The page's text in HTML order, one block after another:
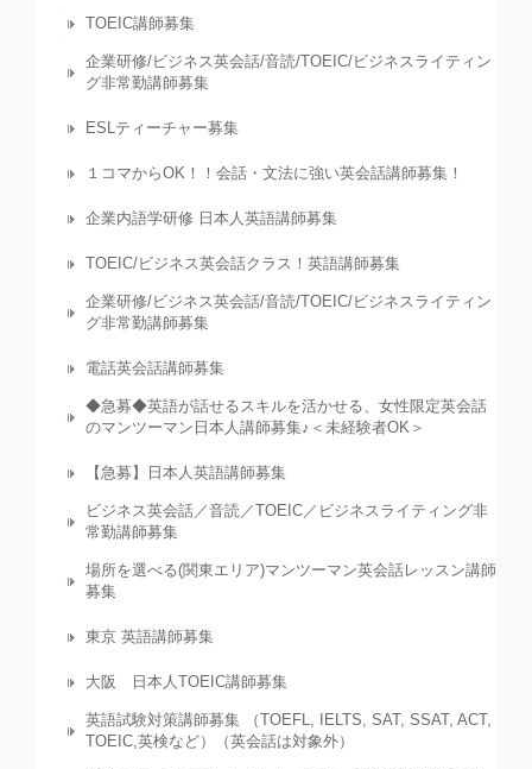
TOEIC講師募集
企業研修/ビジネス英会話/音読/TOEIC/ビジネスライティン
グ非常勤講師募集
ESLティーチャー募集
１コマからOK！！会話・文法に強い英会話講師募集！
企業内語学研修 日本人英語講師募集
TOEIC/ビジネス英会話クラス！英語講師募集
企業研修/ビジネス英会話/音読/TOEIC/ビジネスライティン
グ非常勤講師募集
電話英会話講師募集
◆急募◆英語が話せるスキルを活かせる、女性限定英会話
のマンツーマン日本人講師募集♪＜未経験者OK＞
【急募】日本人英語講師募集
ビジネス英会話／音読／TOEIC／ビジネスライティング非
常勤講師募集
場所を選べる(関東エリア)マンツーマン英会話レッスン講師
募集
東京 英語講師募集
大阪 日本人TOEIC講師募集
英語試験対策講師募集 （TOEFL, IELTS, SAT, SSAT, ACT,
TOEIC,英検など）（英会話は対象外）